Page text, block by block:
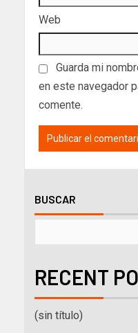
Web
Guarda mi
en este navegador
comente.
BUSCAR
RECENT
(sin título)